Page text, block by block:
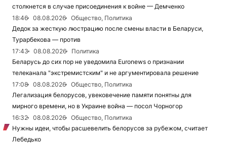
столкнется в случае присоединения к войне — Демченко
18:46
08.08.2026
Общество, Политика
Дедок за жесткую люстрацию после смены власти в Беларуси,
Турарбекова — против
17:43
08.08.2026
Политика
Беларусь до сих пор не уведомила Euronews о признании
телеканала "экстремистским" и не аргументировала решение
17:08
08.08.2026
Общество, Политика
Легализация белорусов, увековечение памяти понятны для
мирного времени, но в Украине война — посол Чорногор
16:32
08.08.2026
Общество, Политика
Нужны идеи, чтобы расшевелить белорусов за рубежом, считает
Лебедько